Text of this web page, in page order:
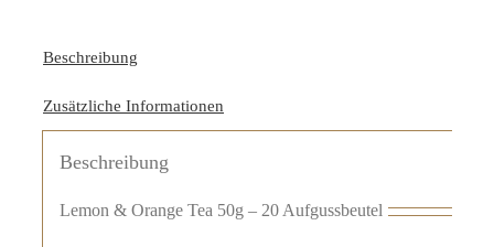
Beschreibung
Zusätzliche Informationen
Beschreibung
Lemon & Orange Tea 50g – 20 Aufgussbeutel